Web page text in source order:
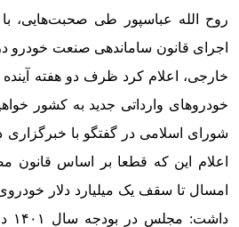
روح الله عباسپور طی صحبت‌هایی،
اجرای قانون ساماندهی صنعت خودرو
خارجی، اعلام کرد ظرف دو هفته
خودروهای وارداتی جدید به کشور
شورای اسلامی در گفتگو با خبرگزاری
اعلام این که قطعا بر اساس قانون
امسال تا سقف یک میلیارد دلار